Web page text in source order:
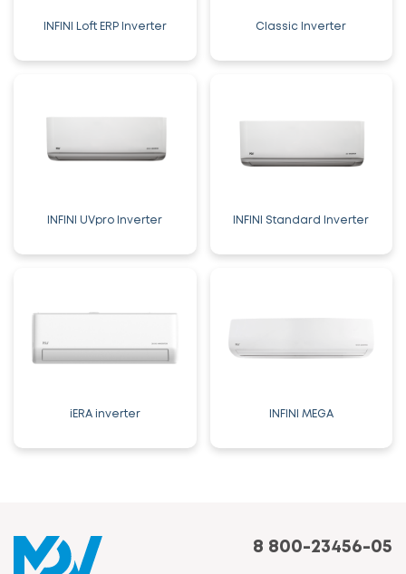
INFINI Loft ERP Inverter Classic Inverter
INFINI UVpro Inverter INFINI Standard Inverter
iERA inverter INFINI MEGA
8 800-23456-05